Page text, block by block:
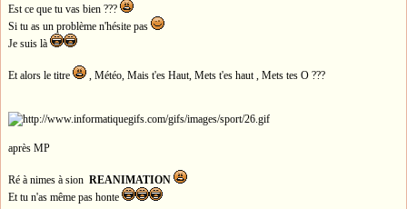
Est ce que tu vas bien ???
Si tu as un problème n'hésite pas
Je suis là
Et alors le titre , Météo, Mais t'es Haut, Mets t'es haut , Mets tes O ???
après MP
Ré à nimes à sion REANIMATION
Et tu n'as même pas honte